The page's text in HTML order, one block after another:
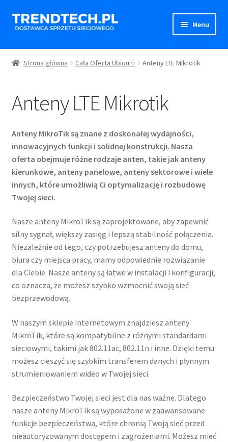
Przejdź
do
Przejdź
do
Menu
Strona Główna
TOP Produkty
Access Pointy Wi-Fi
Switche / Przełączniki
Routery / Gatewaye
Adaptery / Zasilacze PoE
Anteny MikroTik
Inne produkty
Koszyk
Regulamin
Blog
Kontakt
Strona główna Cała Oferta Ubiquiti Anteny LTE Mikrotik
Anteny LTE Mikrotik
Anteny MikroTik są znane z doskonałej wydajności,
innowacyjnych funkcji i solidnej konstrukcji. Nasza
oferta obejmuje różne rodzaje anten, takie jak anteny
kierunkowe, anteny panelowe, anteny sektorowe i wiele
innych, które umożliwią Ci optymalizację i rozbudowę
Twojej sieci.
Nasze anteny MikroTik są zaprojektowane, aby zapewnić
silny sygnał, większy zasięg i lepszą stabilność połączenia.
Niezależnie od tego, czy potrzebujesz anteny do domu,
biura czy miejsca pracy, mamy odpowiednie rozwiązanie
dla Ciebie. Nasze anteny są łatwe w instalacji i konfiguracji,
co oznacza, że możesz szybko wzmocnić swoją sieć
bezprzewodową.
W naszym sklepie internetowym znajdziesz anteny
MikroTik, które są kompatybilne z różnymi standardami
sieciowymi, takimi jak 802.11ac, 802.11n i inne. Dzięki temu
możesz cieszyć się szybkim transferem danych i płynnym
strumieniowaniem wideo w Twojej sieci.
Bezpieczeństwo Twojej sieci jest dla nas ważne. Dlatego
nasze anteny MikroTik są wyposażone w zaawansowane
funkcje bezpieczeństwa, które chronią Twoją sieć przed
nieautoryzowanym dostępem i zagrożeniami. Możesz mieć